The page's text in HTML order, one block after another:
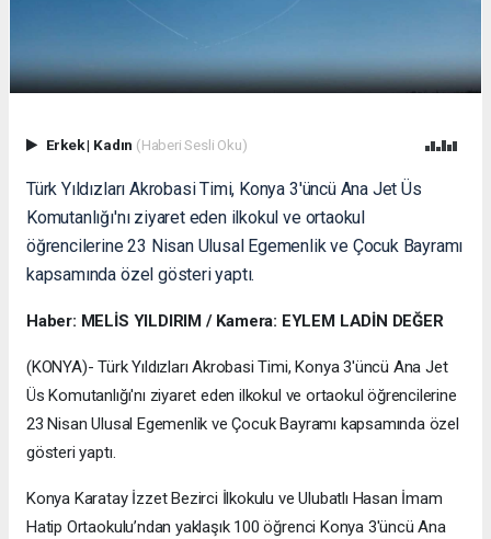
Erkek| Kadın (Haberi Sesli Oku)
Türk Yıldızları Akrobasi Timi, Konya 3'üncü Ana Jet Üs
Komutanlığı'nı ziyaret eden ilkokul ve ortaokul
öğrencilerine 23 Nisan Ulusal Egemenlik ve Çocuk Bayramı
kapsamında özel gösteri yaptı.
Haber: MELİS YILDIRIM / Kamera: EYLEM LADİN DEĞER
(KONYA)- Türk Yıldızları Akrobasi Timi, Konya 3'üncü Ana Jet
Üs Komutanlığı'nı ziyaret eden ilkokul ve ortaokul öğrencilerine
23 Nisan Ulusal Egemenlik ve Çocuk Bayramı kapsamında özel
gösteri yaptı.
Konya Karatay İzzet Bezirci İlkokulu ve Ulubatlı Hasan İmam
Hatip Ortaokulu’ndan yaklaşık 100 öğrenci Konya 3'üncü Ana